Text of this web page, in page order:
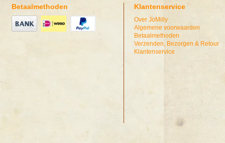
Betaalmethoden Klantenservice
Over JoMilly
Algemene voorwaarden
Betaalmethoden
Verzenden, Bezorgen & Retour
Klantenservice